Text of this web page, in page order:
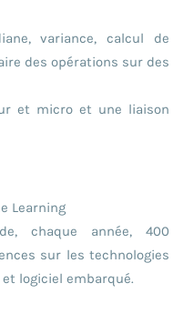
variance, calcul de
des opérations sur des
et micro et une liaison
Learning
chaque année, 400
sur les technologies
logiciel embarqué.